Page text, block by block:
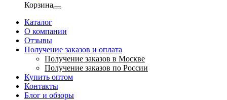
Корзина
Каталог
О компании
Отзывы
Получение заказов и оплата
Получение заказов в Москве
Получение заказов по России
Купить оптом
Контакты
Блог и обзоры